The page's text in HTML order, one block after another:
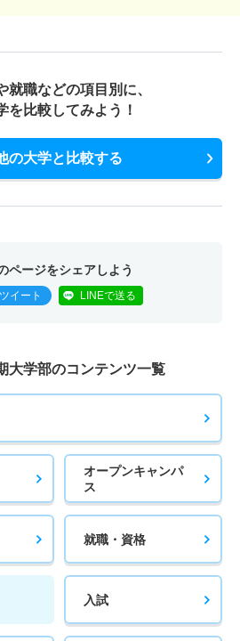
就職などの項目別に、
を比較してみよう！
の大学と比較する
ページをシェアしよう
ツイート LINEで送る
大学部のコンテンツ一覧
オープンキャンパ
ス
就職・資格
入試